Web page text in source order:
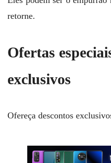
retorne.
Ofertas
exclusivos
Ofereça descontos